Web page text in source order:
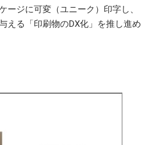
ージに可変（ユニーク）印字し、
える「印刷物のDX化」を推し進め